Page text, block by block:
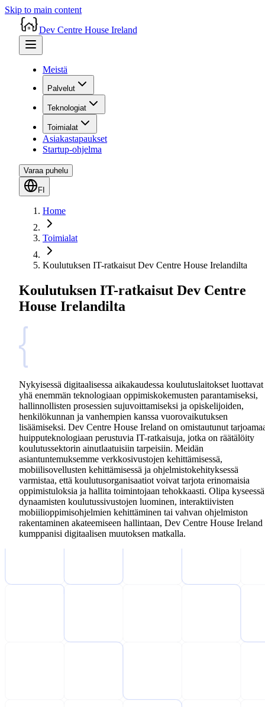
Skip to main content
Dev Centre House Ireland
Meistä
Palvelut
Teknologiat
Toimialat
Asiakastapaukset
Startup-ohjelma
Varaa puhelu
FI
Home
Toimialat
Koulutuksen IT-ratkaisut Dev Centre House Irelandilta
Koulutuksen IT-ratkaisut Dev Centre
House Irelandilta
Nykyisessä digitaalisessa aikakaudessa koulutuslaitokset luottavat
yhä enemmän teknologiaan oppimiskokemusten parantamiseksi,
hallinnollisten prosessien sujuvoittamiseksi ja opiskelijoiden,
henkilökunnan ja vanhempien kanssa vuorovaikutuksen
lisäämiseksi. Dev Centre House Ireland on omistautunut
huipputeknologiaan perustuvia IT-ratkaisuja, jotka on räätälöity
koulutussektorin ainutlaatuisiin tarpeisiin. Meidän
asiantuntemuksemme verkkosivustojen kehittämisessä,
mobiilisovellusten kehittämisessä ja ohjelmistokehityksessä
varmistaa, että koulutusorganisaatiot voivat tarjota erinomaisia
oppimistuloksia ja hallita toimintojaan tehokkaasti. Olipa kyseessä
dynaamisten koulutussivustojen luominen, interaktiivisten
mobiilioppimisohjelmien kehittäminen tai vahvan ohjelmiston
rakentaminen akateemiseen hallintaan, Dev Centre House Ireland
kumppanisi digitaalisen muutoksen matkalla.